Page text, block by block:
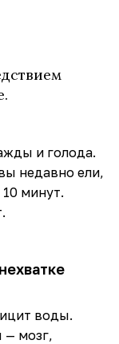
и голода.
недавно ели,
минут.
воды.
— мозг,